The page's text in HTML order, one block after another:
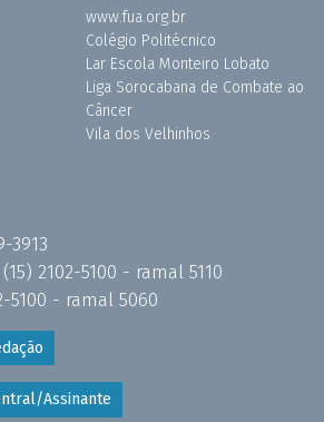
www.fua.org.br
Colégio Politécnico
Lar Escola Monteiro Lobato
Liga Sorocabana de Combate ao
Câncer
Vila dos Velhinhos
3913
(15) 2102-5100 - ramal 5110
5100 - ramal 5060
Assinante